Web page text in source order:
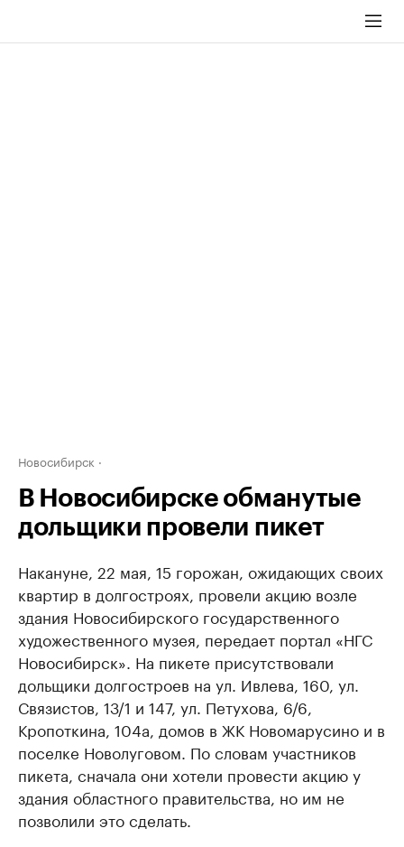
Новосибирск
В Новосибирске обманутые
дольщики провели пикет
Накануне, 22 мая, 15 горожан, ожидающих своих
квартир в долгостроях, провели акцию возле
здания Новосибирского государственного
художественного музея, передает портал «НГС
Новосибирск». На пикете присутствовали
дольщики долгостроев на ул. Ивлева, 160, ул.
Связистов, 13/1 и 147, ул. Петухова, 6/6,
Кропоткина, 104а, домов в ЖК Новомарусино и в
поселке Новолуговом. По словам участников
пикета, сначала они хотели провести акцию у
здания областного правительства, но им не
позволили это сделать.